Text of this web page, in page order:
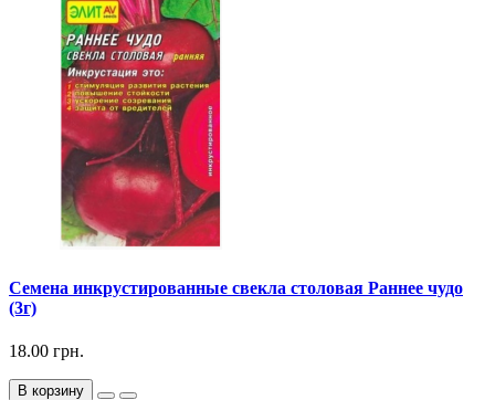
Семена инкрустированные свекла столовая Раннее чудо
(3г)
18.00 грн.
В корзину